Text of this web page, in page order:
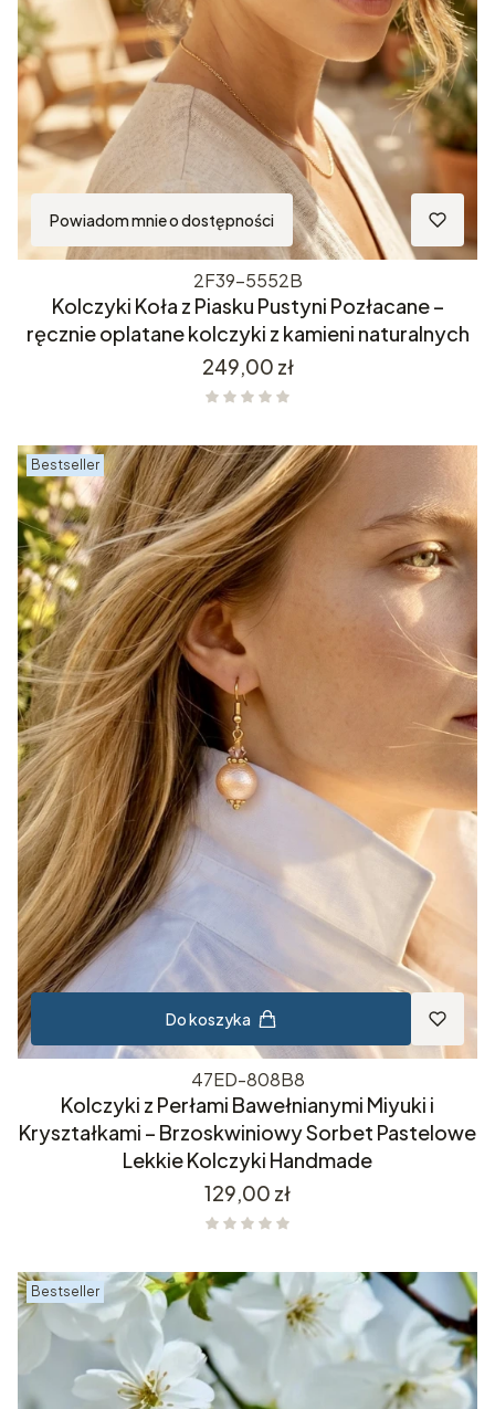
Powiadom mnie o dostępności
2F39-5552B
Kolczyki Koła z Piasku Pustyni Pozłacane –
ręcznie oplatane kolczyki z kamieni naturalnych
Cena
249,00 zł
Bestseller
Do koszyka
47ED-808B8
Kolczyki z Perłami Bawełnianymi Miyuki i
Kryształkami – Brzoskwiniowy Sorbet Pastelowe
Lekkie Kolczyki Handmade
Cena
129,00 zł
Bestseller